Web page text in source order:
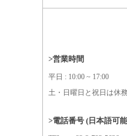
>営業時間
平日 : 10:00 ~ 17:00
土・日曜日と祝日は休務
>電話番号 (日本語可